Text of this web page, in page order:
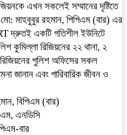
এখন সকলেই সম্মানের দৃষ্টিতে
মাহবুবুর রহমান, পিপিএম (বার) এর
দ্রুতই একটি গতিশীল ইউনিটে
কুমিল্লা রিজিয়নের ২২ থানা, ২
পুলিশ অফিসের সকল
জানান এবং পারিবারিক জীবন ও
বিপিএম (বার)
এনডিসি
বার